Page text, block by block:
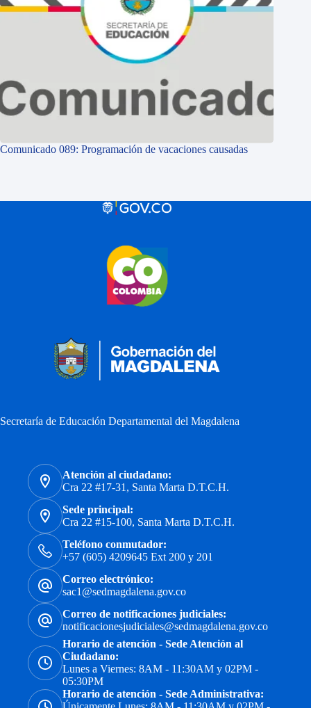
Comunicado 089: Programación de vacaciones causadas
Secretaría de Educación Departamental del Magdalena
Atención al ciudadano:
Cra 22 #17-31, Santa Marta D.T.C.H.
Sede principal:
Cra 22 #15-100, Santa Marta D.T.C.H.
Teléfono conmutador:
+57 (605) 4209645 Ext 200 y 201
Correo electrónico:
sac1@sedmagdalena.gov.co
Correo de notificaciones judiciales:
notificacionesjudiciales@sedmagdalena.gov.co
Horario de atención - Sede Atención al
Ciudadano:
Lunes a Viernes: 8AM - 11:30AM y 02PM -
05:30PM
Horario de atención - Sede Administrativa: